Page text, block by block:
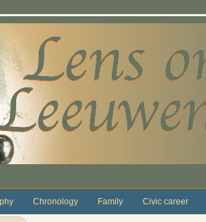
Chronology Family Civic career